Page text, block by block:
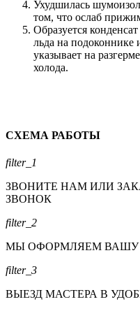
Ухудшилась
том, что ослаб
Образуется
льда на подоконнике
указывает на
холода.
СХЕМА РАБОТЫ
filter_1
ЗВОНИТЕ НАМ ИЛИ
ЗВОНОК
filter_2
МЫ ОФОРМЛЯЕМ ВАШУ
filter_3
ВЫЕЗД МАСТЕРА В